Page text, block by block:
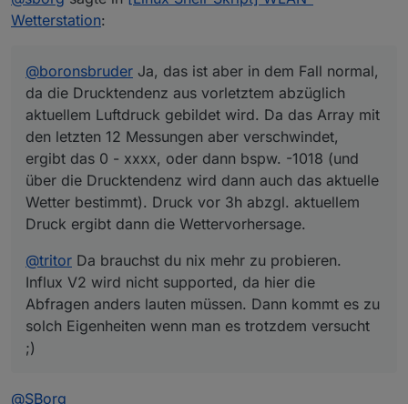
oder dann bspw. -1018 (und über die Drucktendenz wird
Wettervorhersage.
lauten müssen. Dann kommt es zu solch Eigenheiten
Wetterstation:
@boronsbruder Ja, das ist aber in dem Fall normal,
da die Drucktendenz aus vorletztem abzüglich
aktuellem Luftdruck gebildet wird. Da das Array mit
den letzten 12 Messungen aber verschwindet,
ergibt das 0 - xxxx, oder dann bspw. -1018 (und
über die Drucktendenz wird dann auch das aktuelle
Wetter bestimmt). Druck vor 3h abzgl. aktuellem
Druck ergibt dann die Wettervorhersage.
@tritor Da brauchst du nix mehr zu probieren.
Influx V2 wird nicht supported, da hier die
Abfragen anders lauten müssen. Dann kommt es zu
solch Eigenheiten wenn man es trotzdem versucht
;)
@SBorg